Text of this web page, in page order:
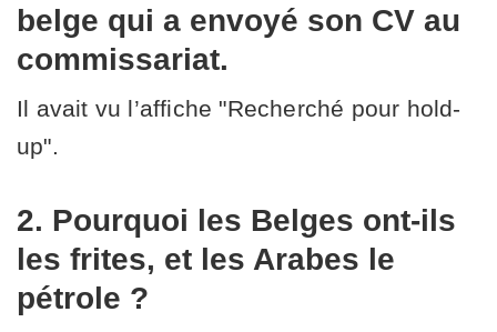
belge qui a envoyé son CV au
commissariat.
Il avait vu l’affiche "Recherché pour hold-
up".
2. Pourquoi les Belges ont-ils
les frites, et les Arabes le
pétrole ?